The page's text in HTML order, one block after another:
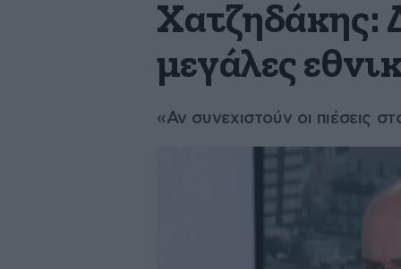
Χατζηδάκης:
μεγάλες
«Αν συνεχιστούν οι πιέσεις